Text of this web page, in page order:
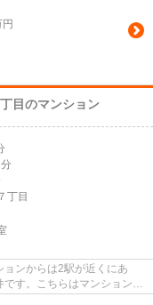
目のマンション
７丁目
ンからは2駅が近くにあ
す。こちらはマンションタ